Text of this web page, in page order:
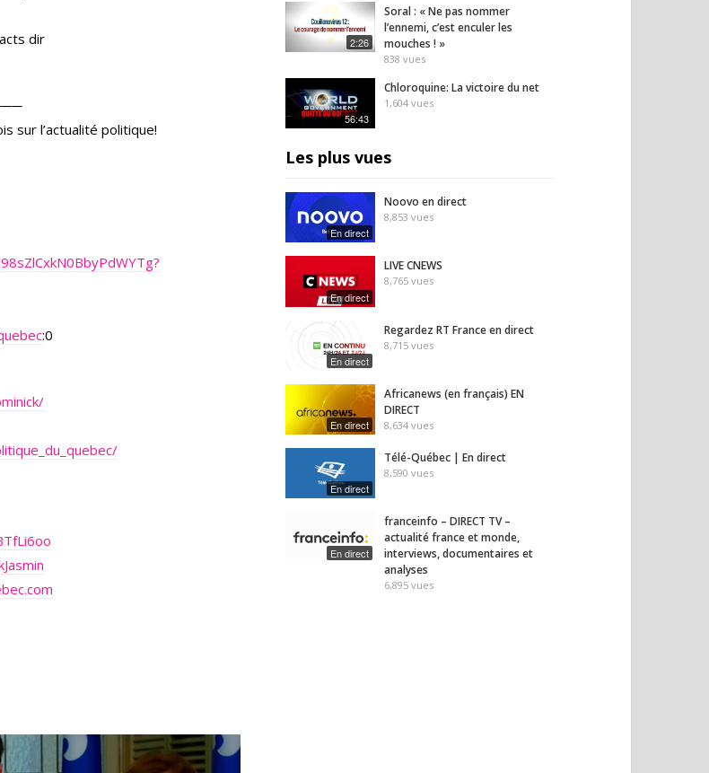
dir
sur l’actualité politique!
:0
2:26
Soral : « Ne pas nommer
l’ennemi, c’est enculer les
mouches ! »
838 vues
56:43
Chloroquine: La victoire du net
1,604 vues
Les plus vues
En direct
Noovo en direct
8,853 vues
En direct
LIVE CNEWS
8,765 vues
En direct
Regardez RT France en direct
8,715 vues
En direct
Africanews (en français) EN
DIRECT
8,634 vues
En direct
Télé-Québec | En direct
8,590 vues
En direct
franceinfo – DIRECT TV –
actualité france et monde,
interviews, documentaires et
analyses
6,895 vues